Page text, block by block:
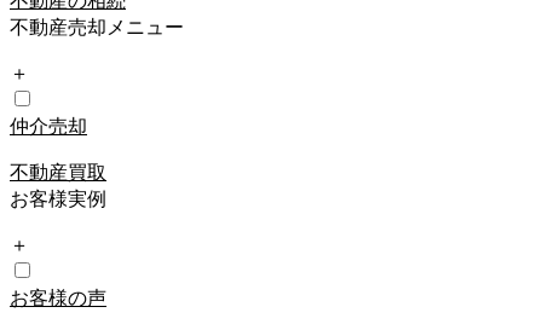
不動産売却メニュー
＋
仲介売却
不動産買取
お客様実例
＋
お客様の声